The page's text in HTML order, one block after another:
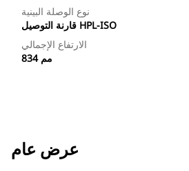
نوع الوصلة البينية
قارنة التوصيل HPL-ISO
الارتفاع الإجمالي
834 مم
عرض عام